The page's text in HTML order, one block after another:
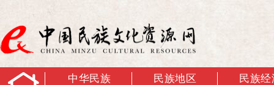
中华民族 民族地区
民族经